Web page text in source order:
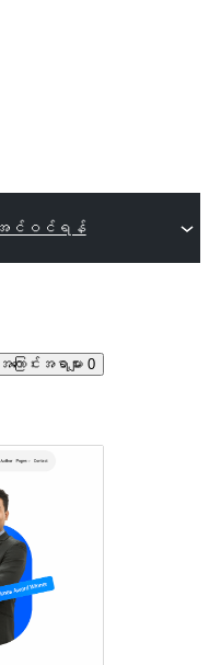
အင်ဝင်ရန်
အကြောင်းအရာများ 0